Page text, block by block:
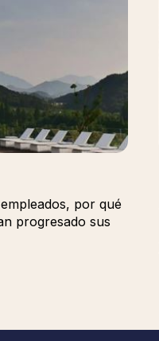
por qué
progresado sus